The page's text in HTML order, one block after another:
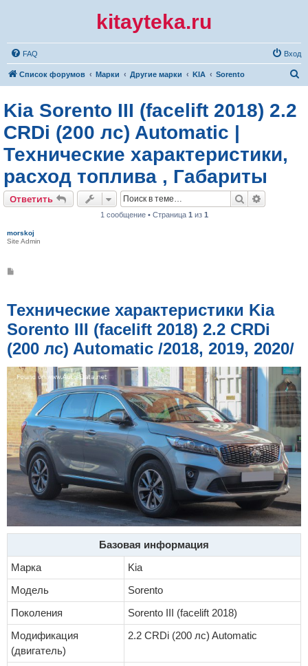
kitayteka.ru
FAQ Вход
Список форумов Марки Другие марки KIA Sorento
Kia Sorento III (facelift 2018) 2.2
CRDi (200 лс) Automatic |
Технические характеристики,
расход топлива , Габариты
Ответить Поиск
1 сообщение • Страница 1 из 1
morskoj
Site Admin
щ
е
и
е
Технические характеристики Kia
Sorento III (facelift 2018) 2.2 CRDi
(200 лс) Automatic /2018, 2019, 2020/
Базовая информация
Марка
Kia
Модель
Sorento
Поколения
Sorento III (facelift 2018)
Модификация
(двигатель)
2.2 CRDi (200 лс) Automatic